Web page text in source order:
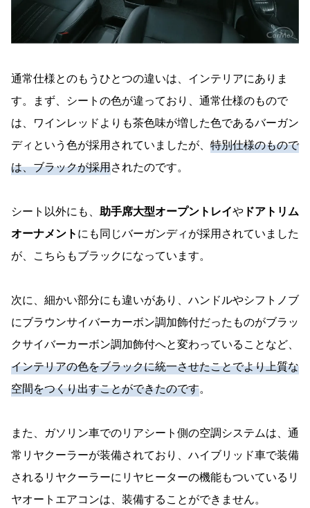
通常仕様とのもうひとつの違いは、インテリアにありま
す。まず、シートの色が違っており、通常仕様のもので
は、ワインレッドよりも茶色味が増した色であるバーガン
ディという色が採用されていましたが、 特別仕様のもので
は、ブラックが採用されたのです。
シート以外にも、 助手席大型オープントレイや ドアトリム
オーナメント にも同じバーガンディが採用されていました
が、こちらもブラックになっています。
次に、細かい部分にも違いがあり、ハンドルやシフトノブ
にブラウンサイバーカーボン調加飾付だったものがブラッ
クサイバーカーボン調加飾付へと変わっていることなど、
インテリアの色をブラックに統一させたことでより上質な
空間をつくり出すことができたのです。
また、ガソリン車でのリアシート側の空調システムは、通
常リヤクーラーが装備されており、ハイブリッド車で装備
されるリヤクーラーにリヤヒーターの機能もついているリ
ヤオートエアコンは、装備することができません。